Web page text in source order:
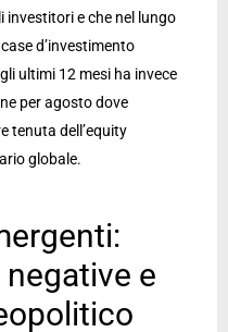
e che nel lungo
d’investimento
ultimi 12 mesi ha invece
per agosto dove
tenuta dell’equity
globale.
e